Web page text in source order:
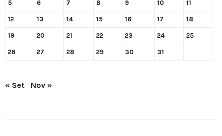
5 6 7 8 9 10 11
12 13 14 15 16 17 18
19 20 21 22 23 24 25
26 27 28 29 30 31
« Set Nov »